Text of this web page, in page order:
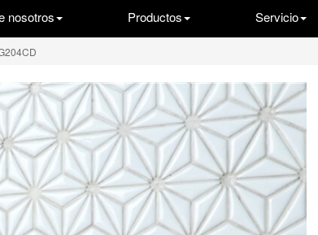
nosotros Productos Servicio